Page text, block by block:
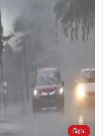
बिहार